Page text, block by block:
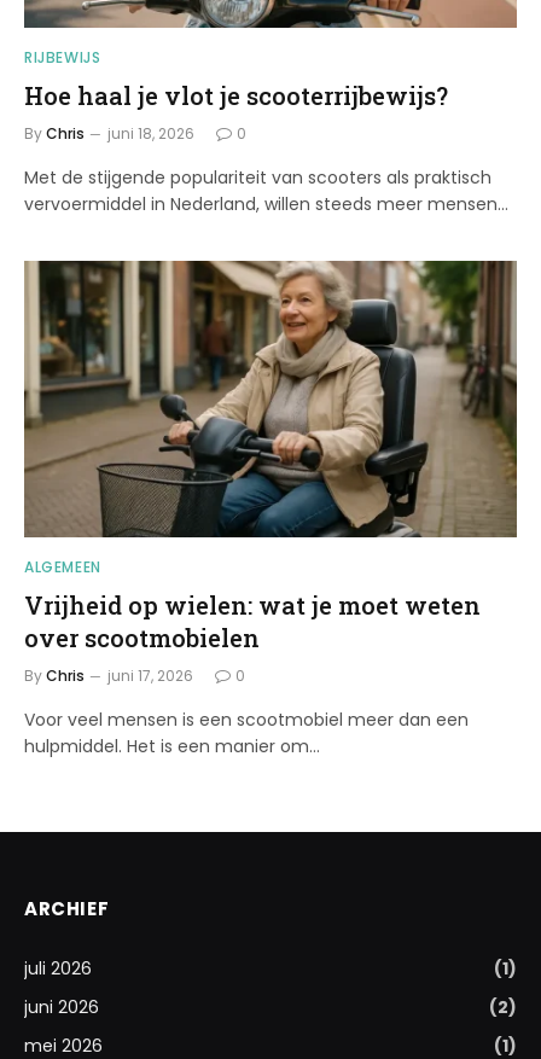
RIJBEWIJS
Hoe haal je vlot je scooterrijbewijs?
ByChris juni 18, 2026 0
Met de stijgende populariteit van scooters als praktisch
vervoermiddel in Nederland, willen steeds meer mensen…
ALGEMEEN
Vrijheid op wielen: wat je moet weten
over scootmobielen
ByChris juni 17, 2026 0
Voor veel mensen is een scootmobiel meer dan een
hulpmiddel. Het is een manier om…
ARCHIEF
juli 2026
(1)
juni 2026
(2)
mei 2026
(1)